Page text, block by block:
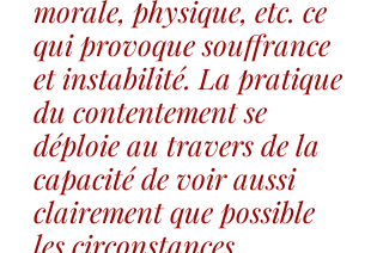
morale, physique, etc. ce
qui provoque souffrance
et instabilité. La pratique
du contentement se
déploie au travers de la
capacité de voir aussi
clairement que possible
les circonstances